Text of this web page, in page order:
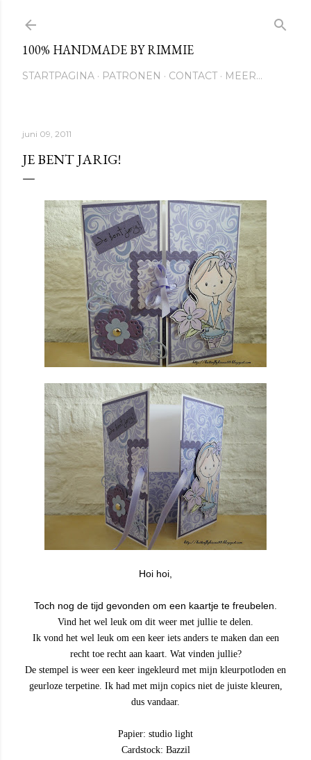
100% HANDMADE BY RIMMIE
STARTPAGINA PATRONEN CONTACT MEER…
juni 09, 2011
JE BENT JARIG!
Hoi hoi,
Toch nog de tijd gevonden om een kaartje te freubelen.
Vind het wel leuk om dit weer met jullie te delen.
Ik vond het wel leuk om een keer iets anders te maken dan een
recht toe recht aan kaart. Wat vinden jullie?
De stempel is weer een keer ingekleurd met mijn kleurpotloden en
geurloze terpetine. Ik had met mijn copics niet de juiste kleuren,
dus vandaar.
Papier: studio light
Cardstock: Bazzil